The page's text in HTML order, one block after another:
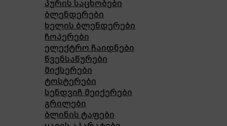
პურის საცხობები
ბლენდერები
ხელის ბლენდერები
ჩოპერები
ელექტრო ჩაიდნები
წვენსაწურები
მიქსერები
ტოსტერები
სენდვიჩ მეიქერები
გრილები
ბლინის ტაფები